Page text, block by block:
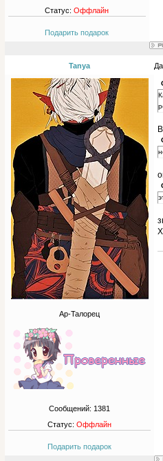
Статус:Оффлайн
Подарить подарок
Tanya
Ар-Талорец
Сообщений: 1381
Статус: Оффлайн
Подарить подарок